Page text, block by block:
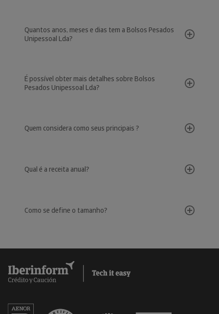
Quantos anos, meses e dias tem a Bolsos Pesados
Unipessoal Lda?
É possível obter mais detalhes sobre Bolsos
Pesados Unipessoal Lda?
Quem considera como seus principais ?
Qual é a receita anual?
Como se define o tamanho?